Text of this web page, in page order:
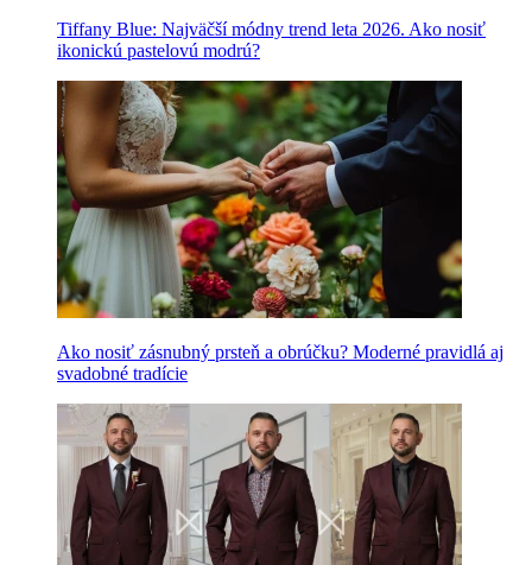
Tiffany Blue: Najväčší módny trend leta 2026. Ako nosiť
ikonickú pastelovú modrú?
Ako nosiť zásnubný prsteň a obrúčku? Moderné pravidlá aj
svadobné tradície